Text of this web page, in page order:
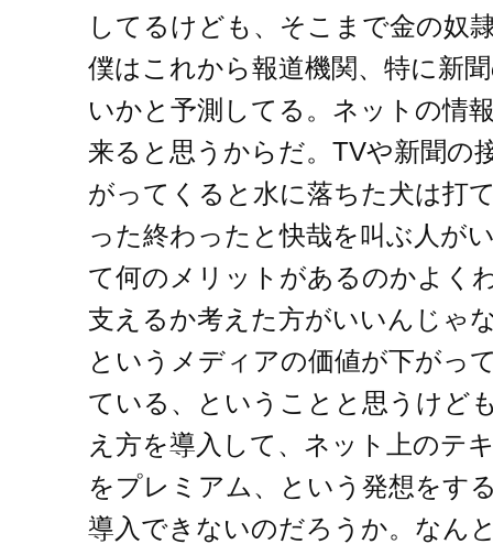
してるけども、そこまで金の奴
僕はこれから報道機関、特に新
いかと予測してる。ネットの情
来ると思うからだ。TVや新聞の
がってくると水に落ちた犬は打
った終わったと快哉を叫ぶ人が
て何のメリットがあるのかよく
支えるか考えた方がいいんじゃ
というメディアの価値が下がっ
ている、ということと思うけど
え方を導入して、ネット上のテ
をプレミアム、という発想をす
導入できないのだろうか。なん